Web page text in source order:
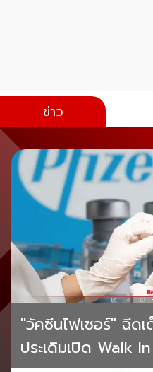
ข่าว
"วัคซีนไฟเซอร์" ฉีด
ประเดิมเปิด Walk